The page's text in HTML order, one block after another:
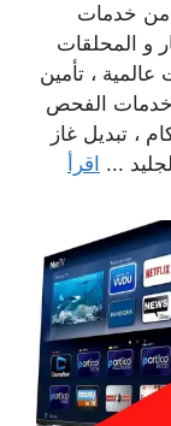
من خدمات
و المحلقات
عالمية ، تأمين
خدمات الفحص
، تبديل غاز
... اقرأ